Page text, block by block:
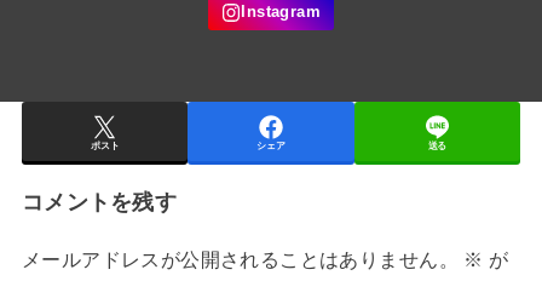
ポスト シェア 送る
コメントを残す
メールアドレスが公開されることはありません。 ※ が